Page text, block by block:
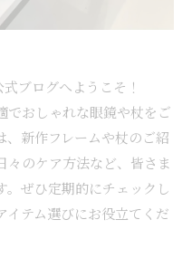
ブログへようこそ！
でおしゃれな眼鏡や杖をご
、新作フレームや杖のご紹
々のケア方法など、皆さま
。ぜひ定期的にチェックし
イテム選びにお役立てくだ